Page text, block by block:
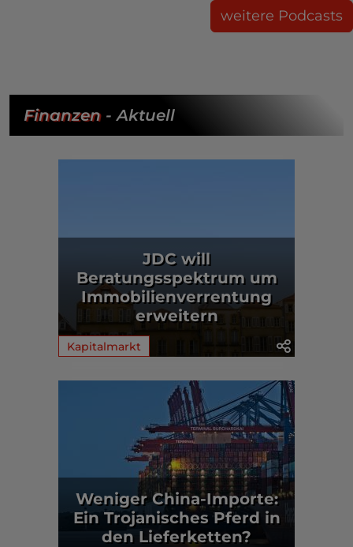
weitere Podcasts
Finanzen- Aktuell
JDC will
Beratungsspektrum um
Immobilienverrentung
erweitern
Kapitalmarkt
Weniger China-Importe:
Ein Trojanisches Pferd in
den Lieferketten?